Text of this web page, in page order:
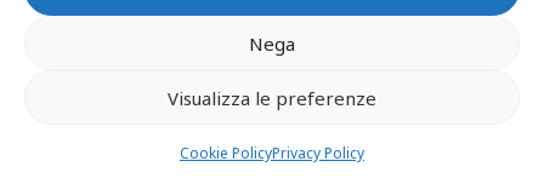
Nega
Visualizza le preferenze
Cookie PolicyPrivacy Policy
ARMAROLI
Se ritieni che un testamento sia
invalido, se sospetti un falso, una
manipolazione della volontà del